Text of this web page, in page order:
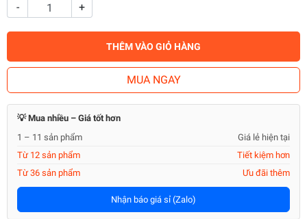
- +
THÊM VÀO GIỎ HÀNG
MUA NGAY
💡 Mua nhiều – Giá tốt hơn
1 – 11 sản phẩm
Giá lẻ hiện tại
Từ 12 sản phẩm
Tiết kiệm hơn
Từ 36 sản phẩm
Ưu đãi thêm
Nhận báo giá sỉ (Zalo)